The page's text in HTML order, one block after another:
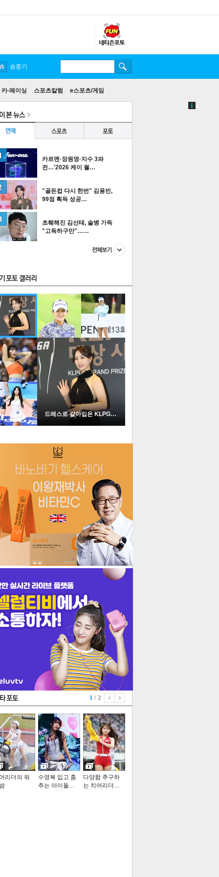
카·레이싱 스포츠칼럼 e스포츠/게임
송중기
본 뉴스
스포츠 포토
카르멘·장원영·지수 3파
전…'2026 케이 월…
"골든컵 다시 한번" 김용빈,
99점 획득 성공…
초췌해진 김선태, 술병 가득
"고독하구만"……
더보기
포토
드레스로 갈아입은 KLPGA …
1 / 2
리더의 워
수영복 입고 춤
추는 아이돌…
다양함 추구하
는 치어리더…